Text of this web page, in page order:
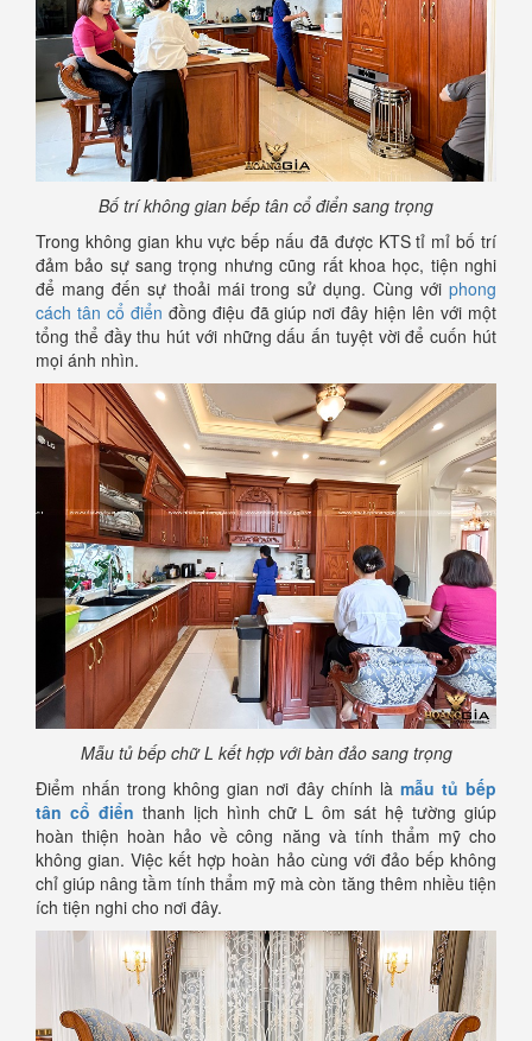
Bố trí không gian bếp tân cổ điển sang trọng
Trong không gian khu vực bếp nấu đã được KTS tỉ mỉ bố trí
đảm bảo sự sang trọng nhưng cũng rất khoa học, tiện nghi
để mang đến sự thoải mái trong sử dụng. Cùng với phong
cách tân cổ điển đồng điệu đã giúp nơi đây hiện lên với một
tổng thể đầy thu hút với những dấu ấn tuyệt vời để cuốn hút
mọi ánh nhìn.
Mẫu tủ bếp chữ L kết hợp với bàn đảo sang trọng
Điểm nhấn trong không gian nơi đây chính là mẫu tủ bếp
tân cổ điển thanh lịch hình chữ L ôm sát hệ tường giúp
hoàn thiện hoàn hảo về công năng và tính thẩm mỹ cho
không gian. Việc kết hợp hoàn hảo cùng với đảo bếp không
chỉ giúp nâng tầm tính thẩm mỹ mà còn tăng thêm nhiều tiện
ích tiện nghi cho nơi đây.